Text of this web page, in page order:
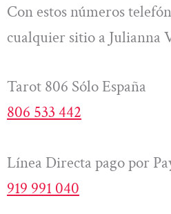
Con estos números
cualquier sitio a Julianna
Tarot 806 Sólo España
806 533 442
Línea Directa pago por
919 991 040